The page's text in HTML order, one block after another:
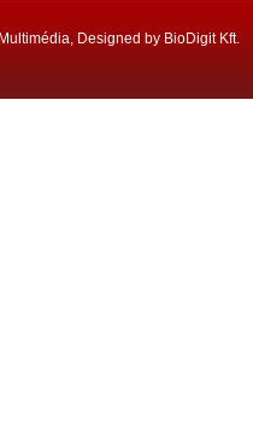
Designed by BioDigit Kft.